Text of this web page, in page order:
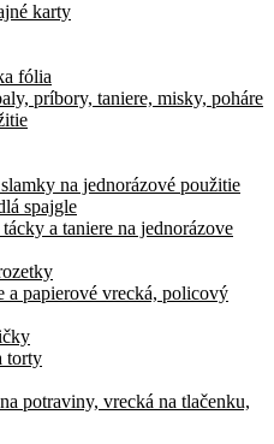
karty
fólia
príbory, taniere, misky, poháre
na jednorázové použitie
spajgle
a taniere na jednorázove
a papierové vrecká, policový
torty
potraviny, vrecká na tlačenku,